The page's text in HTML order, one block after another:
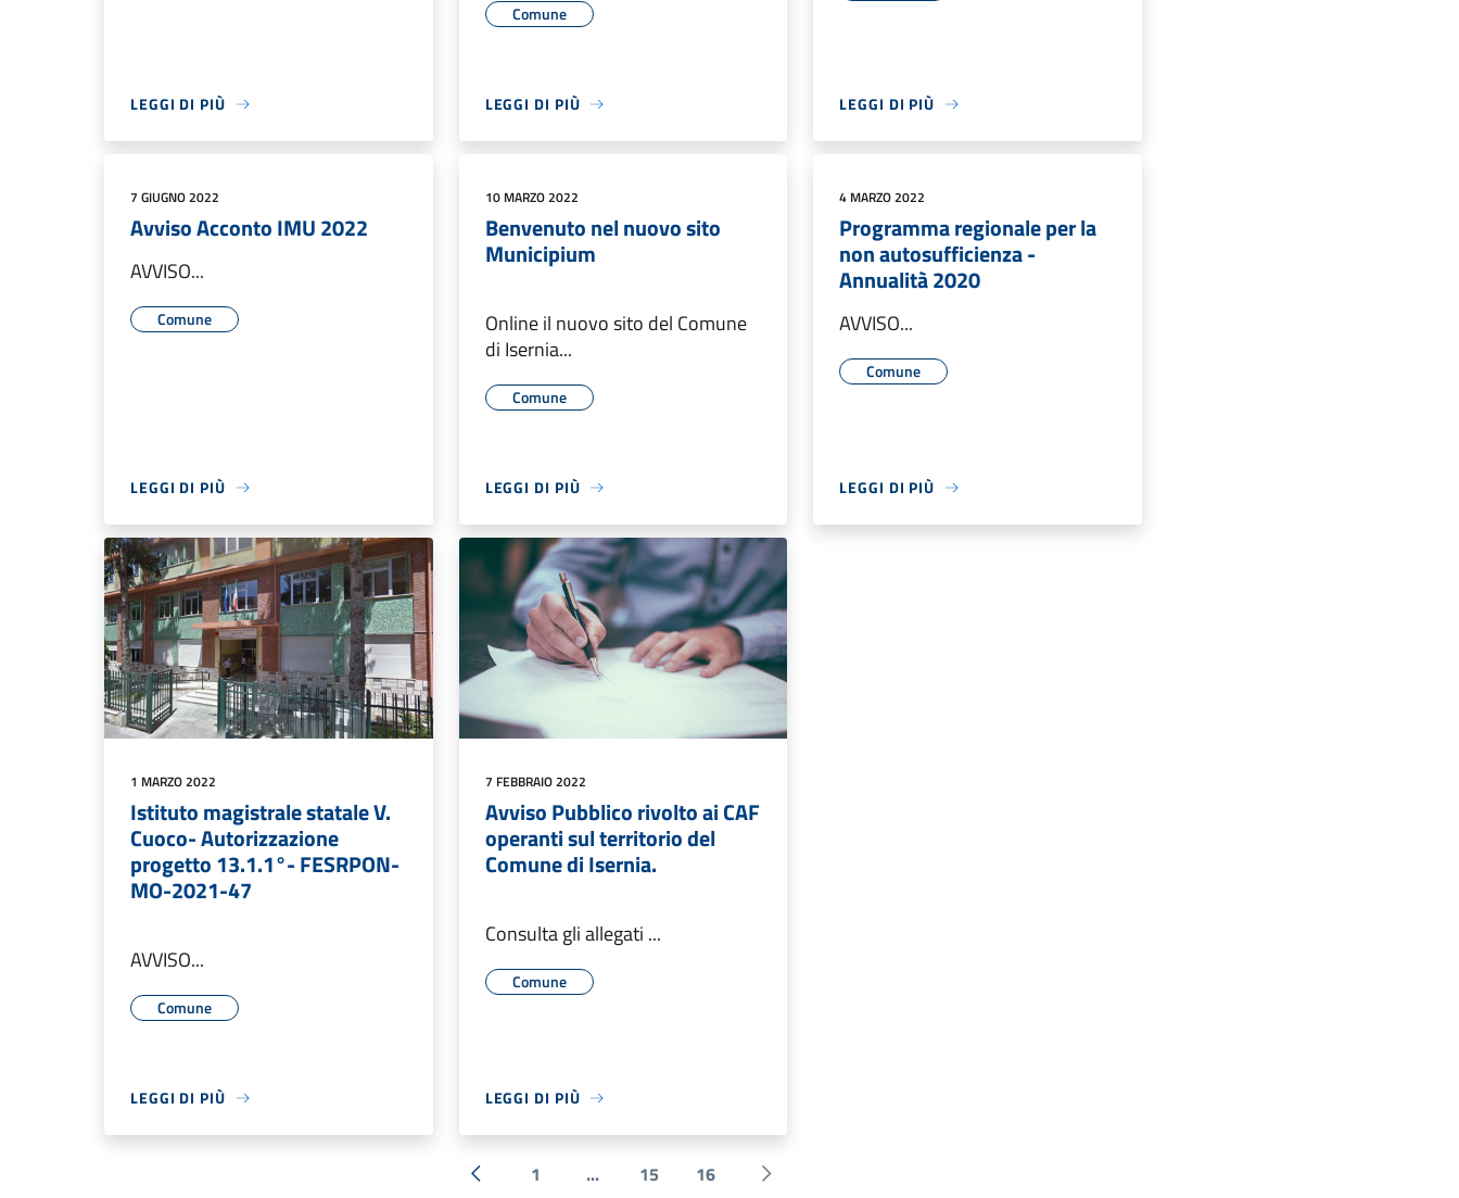
LEGGI DI PIÙ
Comune
LEGGI DI PIÙ LEGGI DI PIÙ
7 GIUGNO 2022
Avviso Acconto IMU 2022
AVVISO...
Comune
LEGGI DI PIÙ
10 MARZO 2022
Benvenuto nel nuovo sito
Municipium
Online il nuovo sito del Comune
di Isernia...
Comune
LEGGI DI PIÙ
4 MARZO 2022
Programma regionale per la
non autosufficienza -
Annualità 2020
AVVISO...
Comune
LEGGI DI PIÙ
1 MARZO 2022
Istituto magistrale statale V.
Cuoco- Autorizzazione
progetto 13.1.1°- FESRPON-
MO-2021-47
AVVISO...
Comune
LEGGI DI PIÙ
7 FEBBRAIO 2022
Avviso Pubblico rivolto ai CAF
operanti sul territorio del
Comune di Isernia.
Consulta gli allegati ...
Comune
LEGGI DI PIÙ
« Precedente
1 ... 15 16
Successiva »